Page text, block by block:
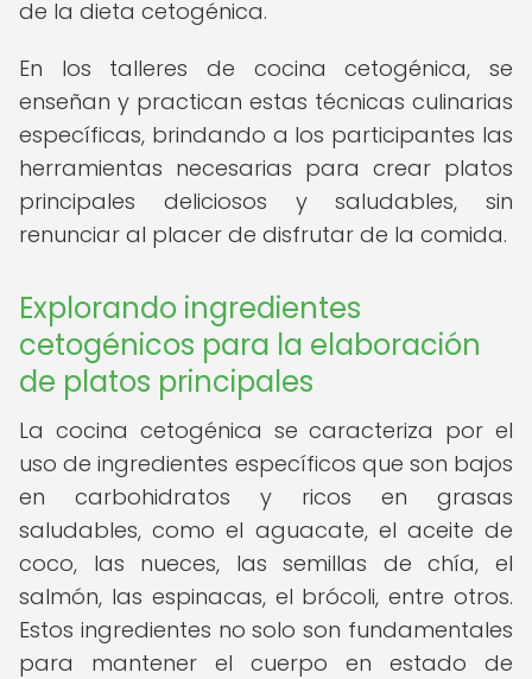
de la dieta cetogénica.
En los talleres de cocina cetogénica, se
enseñan y practican estas técnicas culinarias
específicas, brindando a los participantes las
herramientas necesarias para crear platos
principales deliciosos y saludables, sin
renunciar al placer de disfrutar de la comida.
Explorando ingredientes
cetogénicos para la elaboración
de platos principales
La cocina cetogénica se caracteriza por el
uso de ingredientes específicos que son bajos
en carbohidratos y ricos en grasas
saludables, como el aguacate, el aceite de
coco, las nueces, las semillas de chía, el
salmón, las espinacas, el brócoli, entre otros.
Estos ingredientes no solo son fundamentales
para mantener el cuerpo en estado de